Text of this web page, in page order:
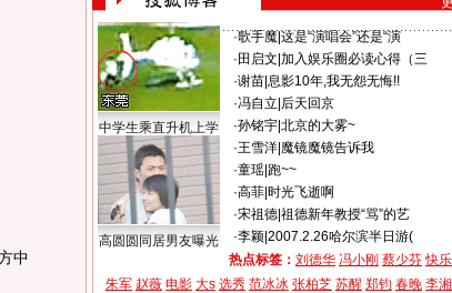
中
中学生乘直升机上学
高圆圆同居男友曝光
·歌手魔| 这是“演唱会”还是“演
· 田启文 加入娱乐圈必读心得（三
·谢苗| 息影10年,我无怨无悔!!
·冯自立 后天回京
·孙铭宇| 北京的大雾~
·王雪洋| 魔镜魔镜告诉我
·童瑶| 跑~~
·高菲| 时光飞逝啊
·宋祖德| 祖德新年教授“骂”的艺
·李颖| 2007.2.26哈尔滨半日游(
热点标签： 刘德华 冯小刚 蔡少芬 快
朱军 赵薇 电影 大s 选秀 范冰冰 张柏芝 苏醒 郑钧 春晚 李湘